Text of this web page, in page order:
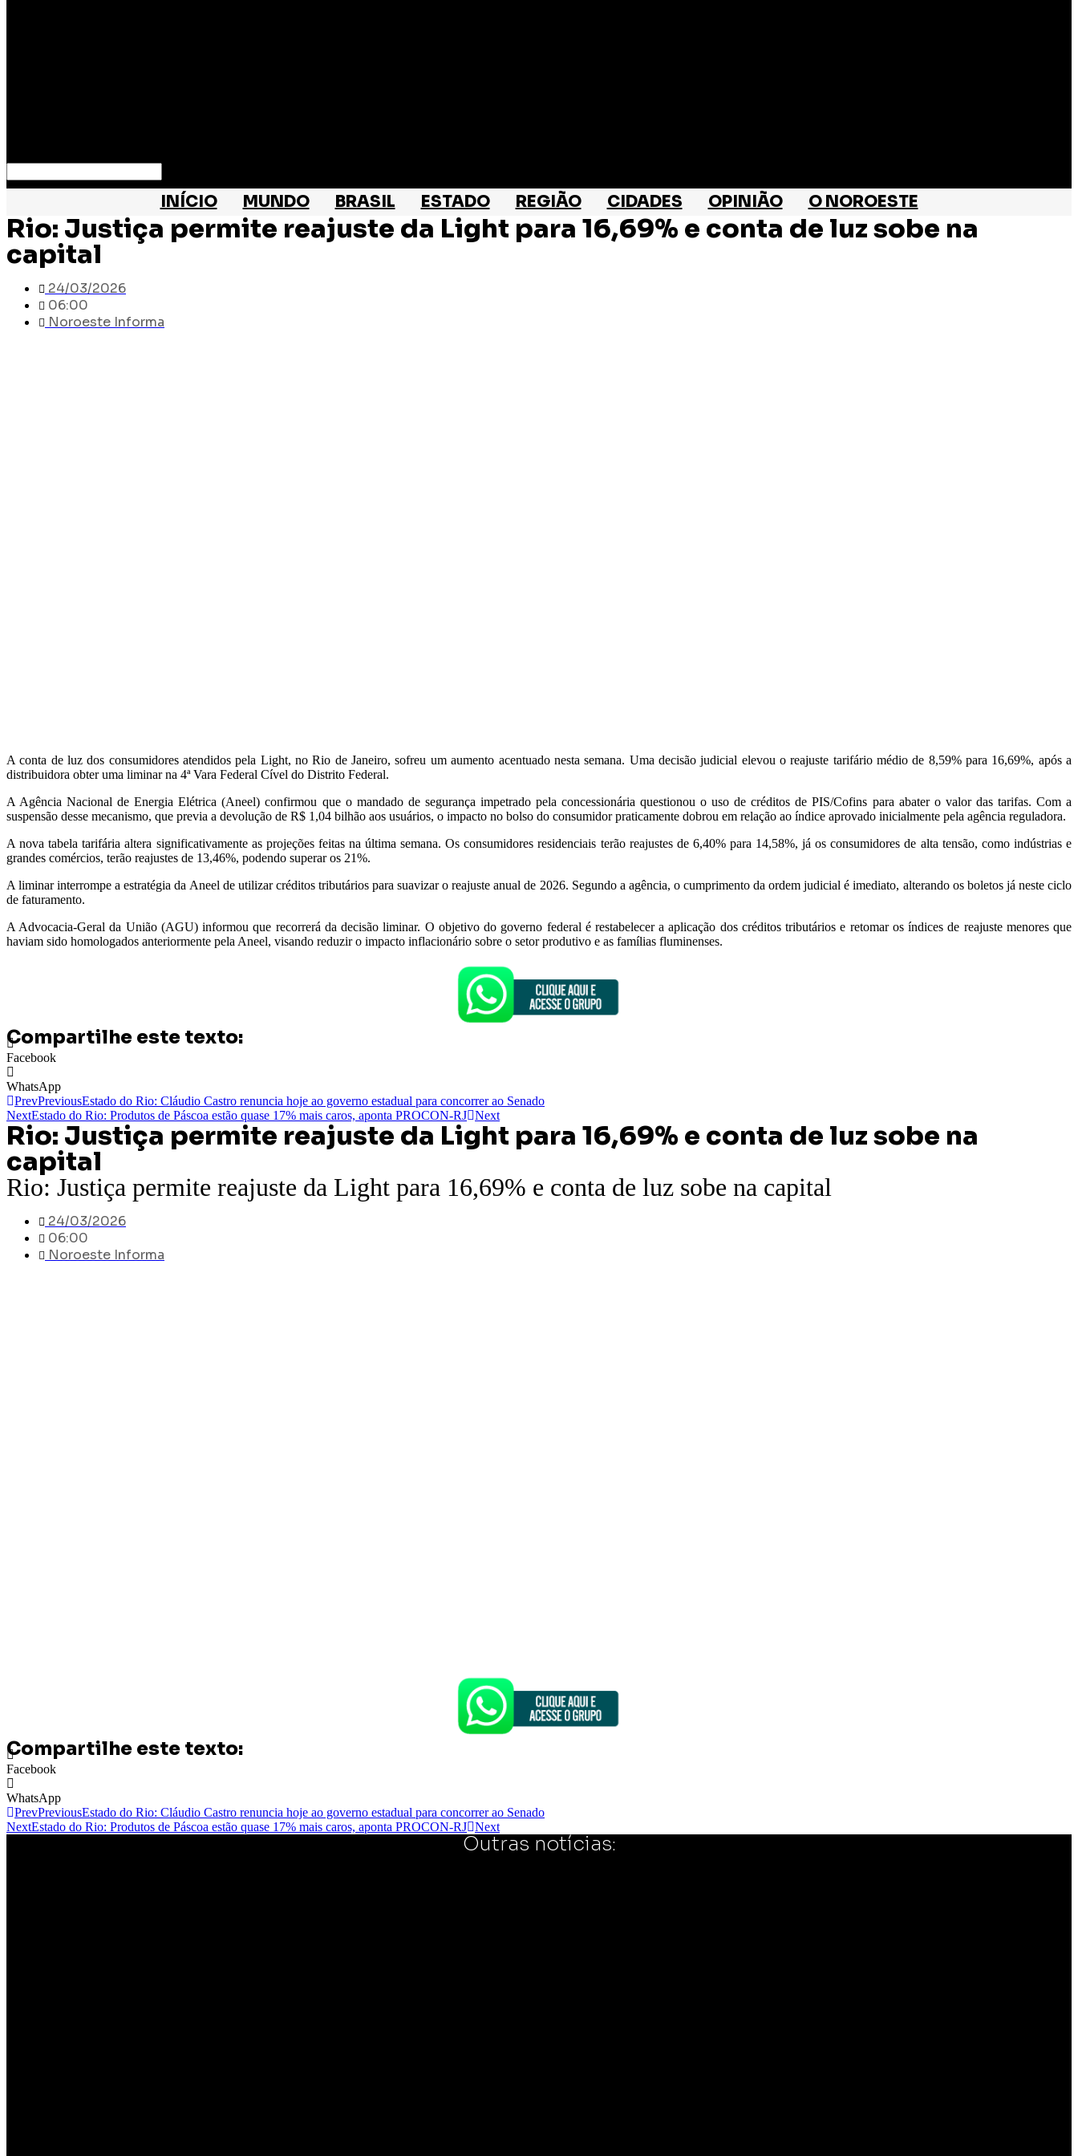
INÍCIO MUNDO BRASIL ESTADO REGIÃO CIDADES OPINIÃO O NOROESTE
Rio: Justiça permite reajuste da Light para 16,69% e conta de luz sobe na
capital
24/03/2026
06:00
Noroeste Informa
A conta de luz dos consumidores atendidos pela Light, no Rio de Janeiro, sofreu um aumento acentuado nesta semana. Uma decisão judicial elevou o reajuste tarifário médio de 8,59% para 16,69%, após a
distribuidora obter uma liminar na 4ª Vara Federal Cível do Distrito Federal.
A Agência Nacional de Energia Elétrica (Aneel) confirmou que o mandado de segurança impetrado pela concessionária questionou o uso de créditos de PIS/Cofins para abater o valor das tarifas. Com a
suspensão desse mecanismo, que previa a devolução de R$ 1,04 bilhão aos usuários, o impacto no bolso do consumidor praticamente dobrou em relação ao índice aprovado inicialmente pela agência reguladora.
A nova tabela tarifária altera significativamente as projeções feitas na última semana. Os consumidores residenciais terão reajustes de 6,40% para 14,58%, já os consumidores de alta tensão, como indústrias e
grandes comércios, terão reajustes de 13,46%, podendo superar os 21%.
A liminar interrompe a estratégia da Aneel de utilizar créditos tributários para suavizar o reajuste anual de 2026. Segundo a agência, o cumprimento da ordem judicial é imediato, alterando os boletos já neste ciclo
de faturamento.
A Advocacia-Geral da União (AGU) informou que recorrerá da decisão liminar. O objetivo do governo federal é restabelecer a aplicação dos créditos tributários e retomar os índices de reajuste menores que
haviam sido homologados anteriormente pela Aneel, visando reduzir o impacto inflacionário sobre o setor produtivo e as famílias fluminenses.
Compartilhe este texto:
Facebook
WhatsApp
PrevPreviousEstado do Rio: Cláudio Castro renuncia hoje ao governo estadual para concorrer ao Senado
NextEstado do Rio: Produtos de Páscoa estão quase 17% mais caros, aponta PROCON-RJ Next
Rio: Justiça permite reajuste da Light para 16,69% e conta de luz sobe na
capital
Rio: Justiça permite reajuste da Light para 16,69% e conta de luz sobe na capital
24/03/2026
06:00
Noroeste Informa
Compartilhe este texto:
Facebook
WhatsApp
PrevPreviousEstado do Rio: Cláudio Castro renuncia hoje ao governo estadual para concorrer ao Senado
NextEstado do Rio: Produtos de Páscoa estão quase 17% mais caros, aponta PROCON-RJ Next
Outras notícias: